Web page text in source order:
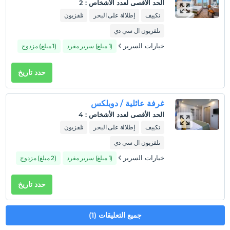
سياسات الفندق
غير مسموح بالحيوانات الأليفة
التدخين
ممنوع التدخين في الغرفة
الحد الأقصى لعدد الأشخاص :
2
تكييف إطلالة على البحر
تلفزيون
تلفزيون ال سي دي
خيارات السرير (1 مبلغ) سرير مفرد (1 مبلغ) مزدوج
حدد تاريخ
غرفة عائلية / دوبلكس
الحد الأقصى لعدد الأشخاص :
4
تكييف إطلالة على البحر
تلفزيون
تلفزيون ال سي دي
خيارات السرير (1 مبلغ) سرير مفرد (2 مبلغ) مزدوج
حدد تاريخ
جميع التعليقات (1)